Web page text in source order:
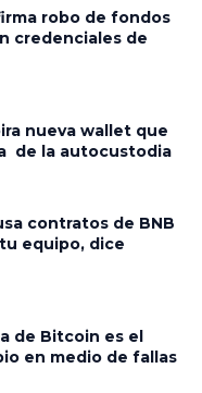
robo de fondos
credenciales de
nueva wallet que
de la autocustodia
contratos de BNB
equipo, dice
de Bitcoin es el
en medio de fallas